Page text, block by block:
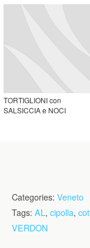
TORTIGLIONI con
SALSICCIA e NOCI
Categories: Veneto
Tags: AL, cipolla,
VERDON